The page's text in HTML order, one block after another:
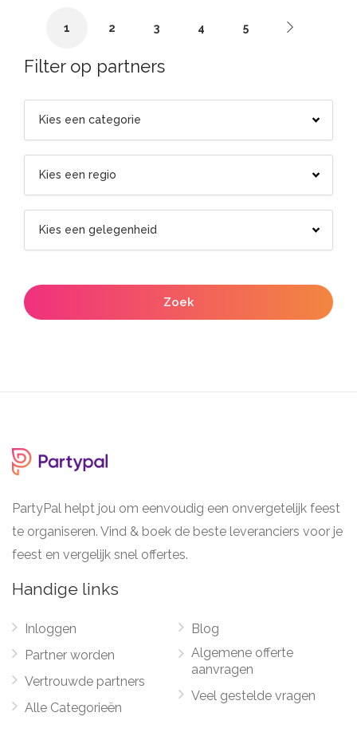
1 2 3 4 5
Filter op partners
Zoek
PartyPal helpt jou om eenvoudig een onvergetelijk feest
te organiseren. Vind & boek de beste leveranciers voor je
feest en vergelijk snel offertes.
Handige links
Inloggen
Partner worden
Vertrouwde partners
Alle Categorieën
Blog
Algemene offerte
aanvragen
Veel gestelde vragen